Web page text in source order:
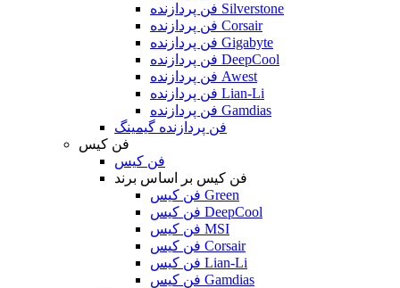
فن پردازنده Silverstone
فن پردازنده Corsair
فن پردازنده Gigabyte
فن پردازنده DeepCool
فن پردازنده Awest
فن پردازنده Lian-Li
فن پردازنده Gamdias
فن پردازنده گیمینگ
فن کیس
فن کیس
فن کیس بر اساس برند
فن کیس Green
فن کیس DeepCool
فن کیس MSI
فن کیس Corsair
فن کیس Lian-Li
فن کیس Gamdias